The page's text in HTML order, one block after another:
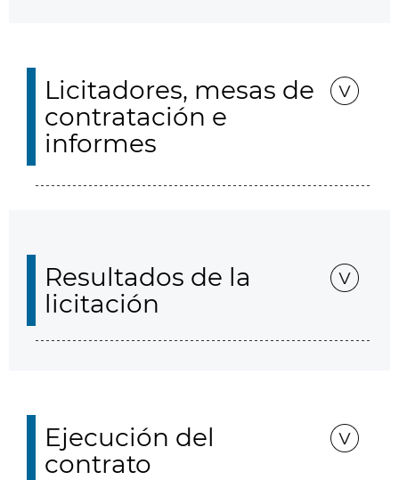
Licitadores, mesas de
contratación e
informes
Resultados de la
licitación
Ejecución del
contrato